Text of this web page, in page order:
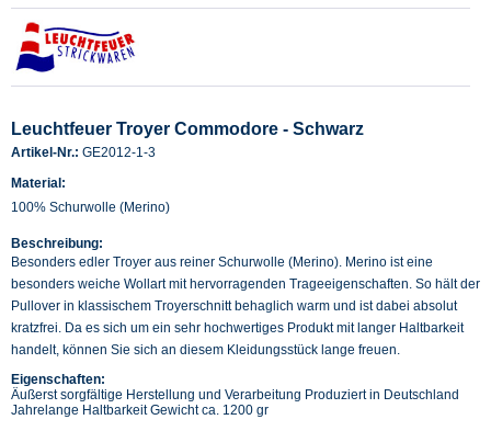
Leuchtfeuer Troyer Commodore - Schwarz
Artikel-Nr.: GE2012-1-3
Material:
100% Schurwolle (Merino)
Beschreibung:
Besonders edler Troyer aus reiner Schurwolle (Merino). Merino ist eine
besonders weiche Wollart mit hervorragenden Trageeigenschaften. So hält der
Pullover in klassischem Troyerschnitt behaglich warm und ist dabei absolut
kratzfrei. Da es sich um ein sehr hochwertiges Produkt mit langer Haltbarkeit
handelt, können Sie sich an diesem Kleidungsstück lange freuen.
Eigenschaften:
Äußerst sorgfältige Herstellung und Verarbeitung Produziert in Deutschland
Jahrelange Haltbarkeit Gewicht ca. 1200 gr